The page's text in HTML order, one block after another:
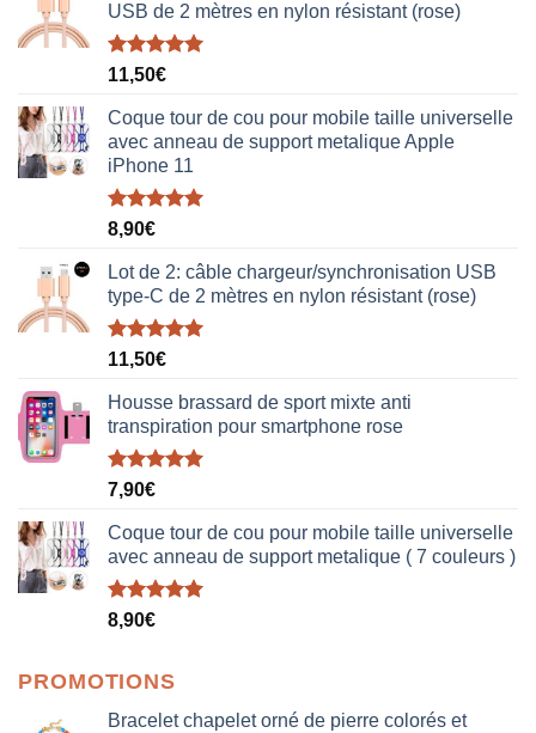
USB de 2 mètres en nylon résistant (rose)
Note5.00
11,50€
Coque tour de cou pour mobile taille universelle
avec anneau de support metalique Apple
iPhone 11
Note5.00
8,90€
Lot de 2: câble chargeur/synchronisation USB
type-C de 2 mètres en nylon résistant (rose)
Note5.00
11,50€
Housse brassard de sport mixte anti
transpiration pour smartphone rose
Note5.00
7,90€
Coque tour de cou pour mobile taille universelle
avec anneau de support metalique ( 7 couleurs )
Note5.00
8,90€
PROMOTIONS
Bracelet chapelet orné de pierre colorés et